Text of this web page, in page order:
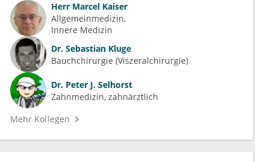
Herr Marcel Kaiser
Allgemeinmedizin
Innere Medizin
Dr. Sebastian Kluge
Bauchchirurgie (Viszeralchirurgie)
Dr. Peter J. Selhorst
Zahnmedizin, zahnärztlich
Mehr Kollegen